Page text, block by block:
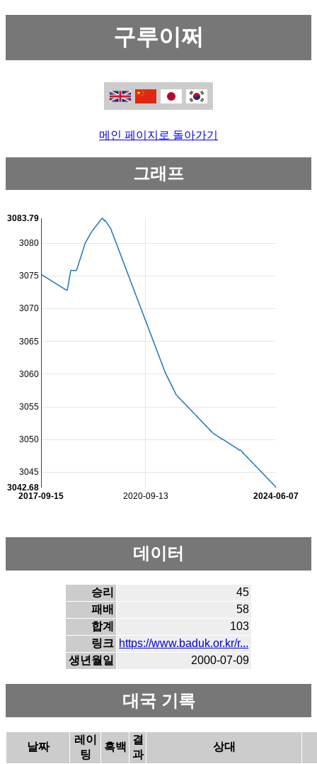
구루이쩌
메인 페이지로 돌아가기
그래프
2020-09-13
2017-09-15 2024-06-07
3045
3050
3055
3060
3065
3070
3075
3080
3042.68
3083.79
데이터
승리
45
패배
58
합계
103
링크 https://www.baduk.or.kr/r...
생년월일
2000-07-09
대국 기록
날짜
레이
팅
흑백
결
과
상대